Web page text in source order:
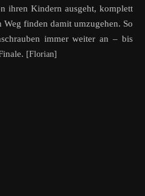
ihren Kindern ausgeht, komplett
Weg finden damit umzugehen. So
immer weiter an – bis
[Florian]